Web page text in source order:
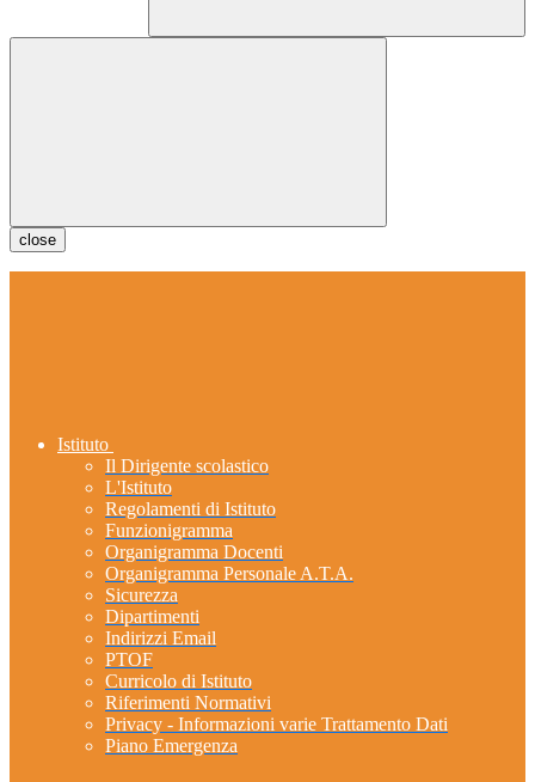
close
Istituto
Il Dirigente scolastico
L'Istituto
Regolamenti di Istituto
Funzionigramma
Organigramma Docenti
Organigramma Personale A.T.A.
Sicurezza
Dipartimenti
Indirizzi Email
PTOF
Curricolo di Istituto
Riferimenti Normativi
Privacy - Informazioni varie Trattamento Dati
Piano Emergenza